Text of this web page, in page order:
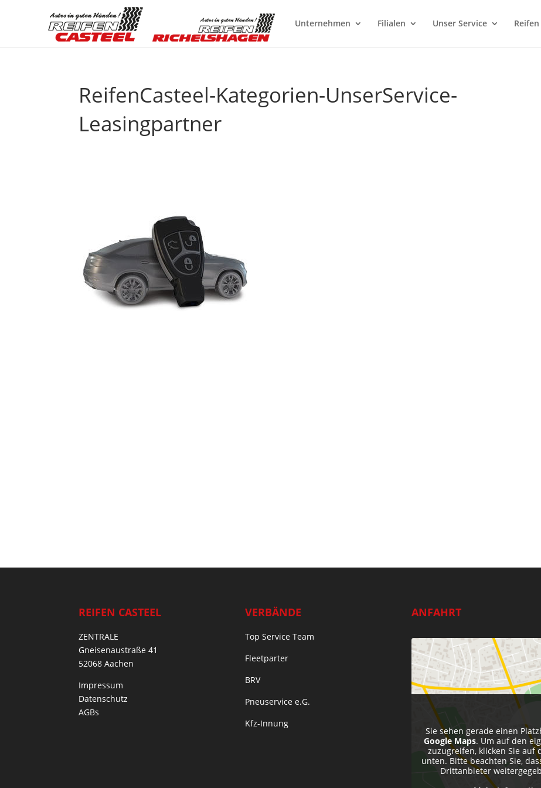
Unternehmen Filialen Unser Service Reifen
ReifenCasteel-Kategorien-UnserService-
Leasingpartner
REIFEN CASTEEL
ZENTRALE
Gneisenaustraße 41
52068 Aachen
Impressum
Datenschutz
AGBs
VERBÄNDE
Top Service Team
Fleetparter
BRV
Pneuservice e.G.
Kfz-Innung
ANFAHRT
Sie sehen gerade einen
Google Maps. Um auf den
zuzugreifen, klicken Sie auf
unten. Bitte beachten Sie,
Drittanbieter